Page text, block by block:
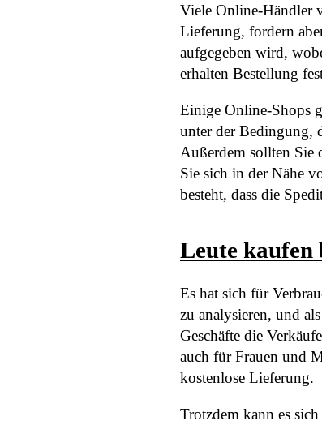
Viele Online-Händler
Lieferung, fordern
aufgegeben wird,
erhalten Bestellung
Einige Online-Shops
unter der Bedingung,
Außerdem sollten Sie
Sie sich in der Nähe
besteht, dass die
Leute kaufen
Es hat sich für
zu analysieren, und
Geschäfte die
auch für Frauen und
kostenlose Lieferung.
Trotzdem kann es